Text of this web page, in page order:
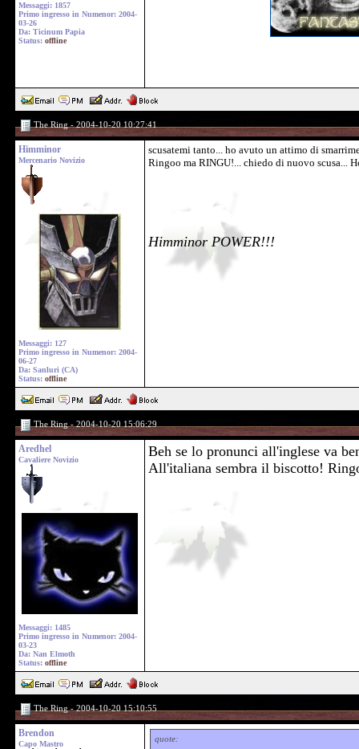
Messaggi: 1857
Primo ingresso in Numenor: 2004-
03-26
Da: Ticinum Papia
Status: offline
The Ring - 2004-10-20 10:27:41
Himminor
Mercenario Novizio
Messaggi: 127
Primo ingresso in Numenor: 2004-
06-27
Da: Sanluri (CA)
Status: offline
scusatemi tanto... ho avuto un attimo di
Ringoo ma RINGU!... chiedo di nuovo scusa...
Himminor POWER!!!
The Ring - 2004-10-20 15:06:29
Aredhel
Cavaliere Novizio
Messaggi: 1485
Primo ingresso in Numenor: 2004-
03-23
Da: Nan Elmoth
Status: offline
Beh se lo pronunci all'inglese va
All'italiana sembra il biscotto!
The Ring - 2004-10-20 15:10:55
Brendon
Capo Mastro
quote: